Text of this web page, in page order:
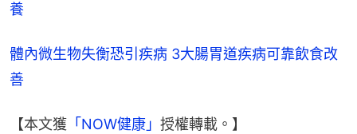
養
體內微生物失衡恐引疾病 3大腸胃道疾病可靠飲食改
善
【本文獲 「NOW健康」 授權轉載。】